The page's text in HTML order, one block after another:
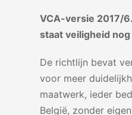
VCA-versie 2017/
staat veiligheid
De richtlijn bevat
voor meer
maatwerk, ieder
België, zonder